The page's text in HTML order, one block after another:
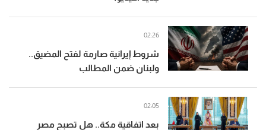
شروط إيرانية صارمة لفتح المضيق..
ولبنان ضمن المطالب
02:26
بعد اتفاقية مكة.. هل تصبح مصر
02:05